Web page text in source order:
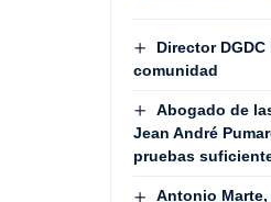
Director
comunidad
Abogado de
Jean André
pruebas
Antonio Marte,